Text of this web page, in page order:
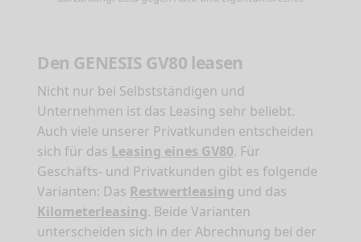
Den GENESIS GV80 leasen
Nicht nur bei Selbstständigen und
Unternehmen ist das Leasing sehr beliebt.
Auch viele unserer Privatkunden entscheiden
sich für das Leasing eines GV80. Für
Geschäfts- und Privatkunden gibt es folgende
Varianten: Das Restwertleasing und das
Kilometerleasing. Beide Varianten
unterscheiden sich in der Abrechnung bei der